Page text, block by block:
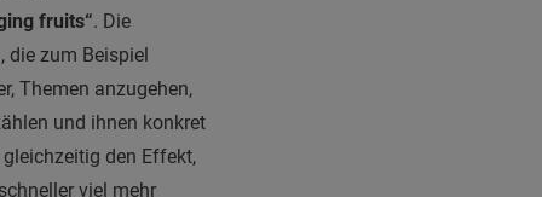
fruits“. Die
die zum Beispiel
Themen anzugehen,
und ihnen konkret
den Effekt,
viel mehr